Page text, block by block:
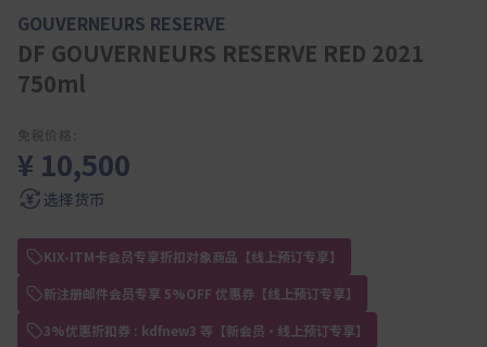
GOUVERNEURS RESERVE
DF GOUVERNEURS RESERVE RED 2021
750ml
¥ 10,500
选择货币
KIX-ITM卡会员专享折扣对象商品【线上预订专享】
新注册邮件会员专享 5%OFF 优惠券【线上预订专享】
3%优惠折扣券 : kdfnew3 等【新会员・线上预订专享】